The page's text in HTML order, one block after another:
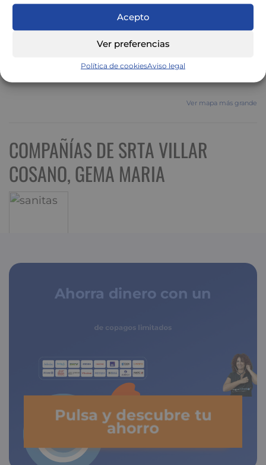
Acepto
Ver preferencias
Política de cookiesAviso legal
Ver mapa más grande
COMPAÑÍAS DE SRTA VILLAR
COSANO, GEMA MARIA
Ahorra dinero con un
de copagos limitados
Pulsa y descubre tu
ahorro